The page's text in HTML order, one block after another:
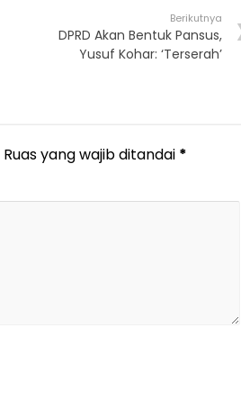
Berikutnya
DPRD Akan Bentuk Pansus,
Yusuf Kohar: ‘Terserah’
Ruas yang wajib ditandai *